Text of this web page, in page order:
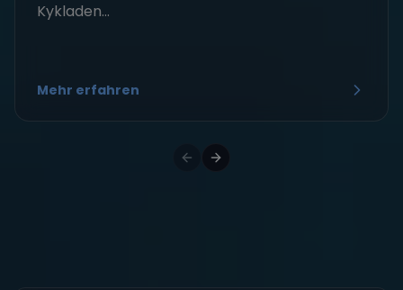
Kykladen...
Mehr erfahren